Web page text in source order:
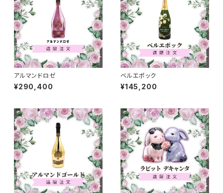
アルマンドロゼ
¥290,400
ベルエポック
¥145,200